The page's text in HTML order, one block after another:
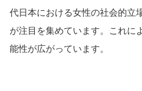
代日本における女性の社会的立
が注目を集めています。これに
能性が広がっています。